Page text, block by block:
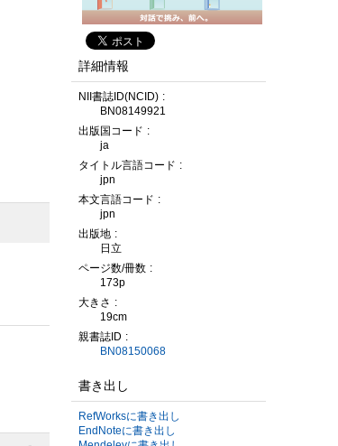
詳細情報
NII書誌ID(NCID)
BN08149921
出版国コード
ja
タイトル言語コード
jpn
本文言語コード
jpn
出版地
日立
ページ数/冊数
173p
大きさ
19cm
親書誌ID
BN08150068
書き出し
RefWorksに書き出し
EndNoteに書き出し